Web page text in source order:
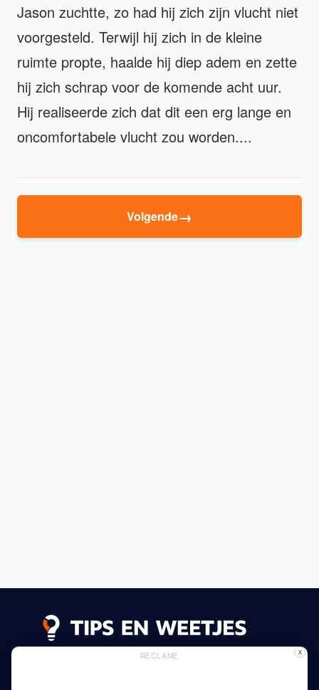
Jason zuchtte, zo had hij zich zijn vlucht niet
voorgesteld. Terwijl hij zich in de kleine
ruimte propte, haalde hij diep adem en zette
hij zich schrap voor de komende acht uur.
Hij realiseerde zich dat dit een erg lange en
oncomfortabele vlucht zou worden....
Volgende→
RECLAME X